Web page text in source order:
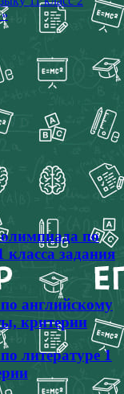
по
задания
английскому
критерии
литературе 1